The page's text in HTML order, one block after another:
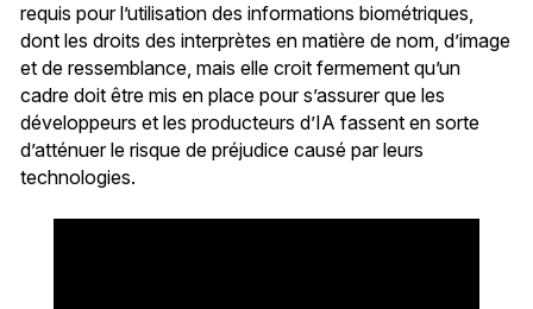
requis pour l’utilisation des informations biométriques,
dont les droits des interprètes en matière de nom, d’image
et de ressemblance, mais elle croit fermement qu’un
cadre doit être mis en place pour s’assurer que les
développeurs et les producteurs d’IA fassent en sorte
d’atténuer le risque de préjudice causé par leurs
technologies.